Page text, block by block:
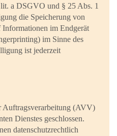
a DSGVO und § 25 Abs. 1
die Speicherung von
im Endgerät
im Sinne des
ist jederzeit
Auftragsverarbeitung (AVV)
Dienstes geschlossen.
datenschutzrechtlich